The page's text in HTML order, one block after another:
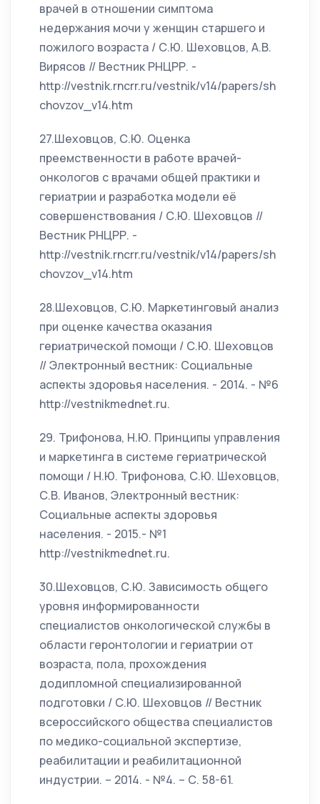
врачей в отношении симптома
недержания мочи у женщин старшего и
пожилого возраста / С.Ю. Шеховцов, А.В.
Вирясов // Вестник РНЦРР. -
http://vestnik.rncrr.ru/vestnik/v14/papers/sh
chovzov_v14.htm
27.Шеховцов, С.Ю. Оценка
преемственности в работе врачей-
онкологов с врачами общей практики и
гериатрии и разработка модели её
совершенствования / С.Ю. Шеховцов //
Вестник РНЦРР. -
http://vestnik.rncrr.ru/vestnik/v14/papers/sh
chovzov_v14.htm
28.Шеховцов, С.Ю. Маркетинговый анализ
при оценке качества оказания
гериатрической помощи / С.Ю. Шеховцов
// Электронный вестник: Социальные
аспекты здоровья населения. - 2014. - №6
http://vestnikmednet.ru.
29. Трифонова, Н.Ю. Принципы управления
и маркетинга в системе гериатрической
помощи / Н.Ю. Трифонова, С.Ю. Шеховцов,
С.В. Иванов, Электронный вестник:
Социальные аспекты здоровья
населения. - 2015.- №1
http://vestnikmednet.ru.
30.Шеховцов, С.Ю. Зависимость общего
уровня информированности
специалистов онкологической службы в
области геронтологии и гериатрии от
возраста, пола, прохождения
додипломной специализированной
подготовки / С.Ю. Шеховцов // Вестник
всероссийского общества специалистов
по медико-социальной экспертизе,
реабилитации и реабилитационной
индустрии. – 2014. - №4. – С. 58-61.